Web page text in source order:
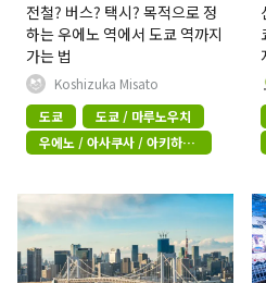
전철? 버스? 택시? 목적으로 정
하는 우에노 역에서 도쿄 역까지
가는 법
Koshizuka Misato
도쿄
도쿄 / 마루노우치
우에노 / 아사쿠사 / 아키하바
라